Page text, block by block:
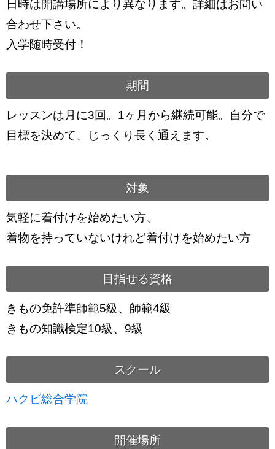
日時は開講場所により異なります。詳細はお問い
合わせ下さい。
入学随時受付！
期間
レッスンは月に3回。1ヶ月から継続可能。自分で
目標を決めて、じっくり長く通えます。
対象
気軽に着付けを始めたい方、
着物を持っていないけれど着付けを始めたい方
目指せる資格
きもの免許準師範5級、師範4級
きもの知識検定10級、9級
スクール
ハクビ総合学院
開催場所